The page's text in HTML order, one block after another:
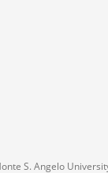
S. Angelo